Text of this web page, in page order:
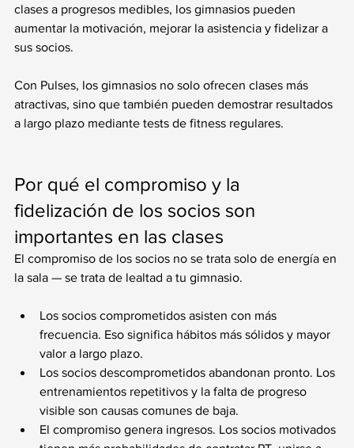
clases a progresos medibles, los gimnasios pueden
aumentar la motivación, mejorar la asistencia y fidelizar a
sus socios.
Con Pulses, los gimnasios no solo ofrecen clases más
atractivas, sino que también pueden demostrar resultados
a largo plazo mediante tests de fitness regulares.
Por qué el compromiso y la
fidelización de los socios son
importantes en las clases
El compromiso de los socios no se trata solo de energía en
la sala — se trata de lealtad a tu gimnasio.
Los socios comprometidos asisten con más
frecuencia. Eso significa hábitos más sólidos y mayor
valor a largo plazo.
Los socios descomprometidos abandonan pronto. Los
entrenamientos repetitivos y la falta de progreso
visible son causas comunes de baja.
El compromiso genera ingresos. Los socios motivados